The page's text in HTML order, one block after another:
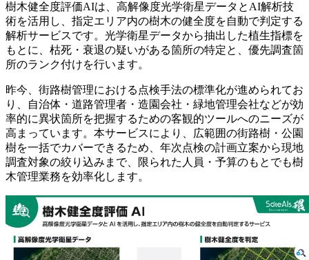
樹木健全度評価AIは、高解像度光学衛星データと AI解析技
術を活用し、指定エリア内の樹木の健全度を自動で判定する
解析サービスです。光学衛星データから抽出した植生指標を
もとに、枯死・衰退の疑いがある箇所の特定と、優先調査箇
所のランク付けを行います。
昨今、街路樹管理における点検手法の標準化が進められてお
り、自治体・道路管理者・造園会社・緑地管理会社などが効
率的に異状箇所を把握するための客観的ツールへのニーズが
高まっています。本サービスにより、広範囲の街路樹・公園
樹を一括でカバーできるため、年次点検の計画立案から現地
調査対象の絞り込みまで、限られた人員・予算のもとでも樹
木管理業務を効率化します。